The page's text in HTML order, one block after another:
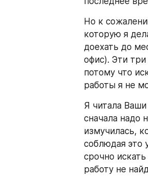
Но к
которую я
доехать до
офис). Эти
потому что
работы я не
Я читала
сначала надо
измучилась,
соблюдая это
срочно
работу не